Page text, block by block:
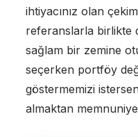
ihtiyacınız olan
referanslarla birlikte
sağlam bir zemine
seçerken portföy
göstermemizi
almaktan